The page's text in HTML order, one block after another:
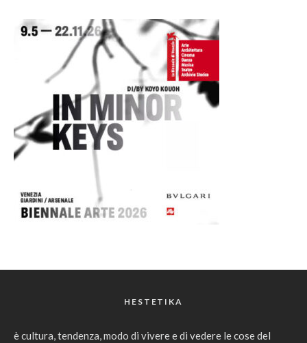
HESTETIKA
è cultura, tendenza, modo di vivere e di vedere le cose del